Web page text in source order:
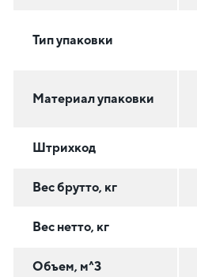
Тип упаковки
Материал упаковки
Штрихкод
Вес брутто, кг
Вес нетто, кг
Объем, м^3